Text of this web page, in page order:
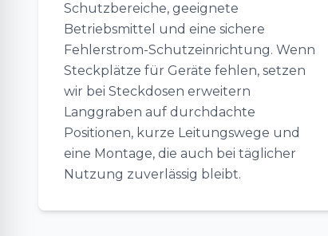
Schutzbereiche, geeignete
Betriebsmittel und eine sichere
Fehlerstrom-Schutzeinrichtung. Wenn
Steckplätze für Geräte fehlen, setzen
wir bei Steckdosen erweitern
Langgraben auf durchdachte
Positionen, kurze Leitungswege und
eine Montage, die auch bei täglicher
Nutzung zuverlässig bleibt.